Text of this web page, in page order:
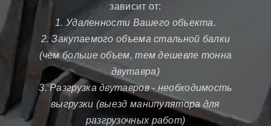
зависит от:
1. Удаленности Вашего объекта.
2. Закупаемого объема стальной балки
(чем больше объем, тем дешевле тонна
двутавра)
3. Разгрузка двутавров - необходимость
выгрузки (выезд манипулятора для
разгрузочных работ)